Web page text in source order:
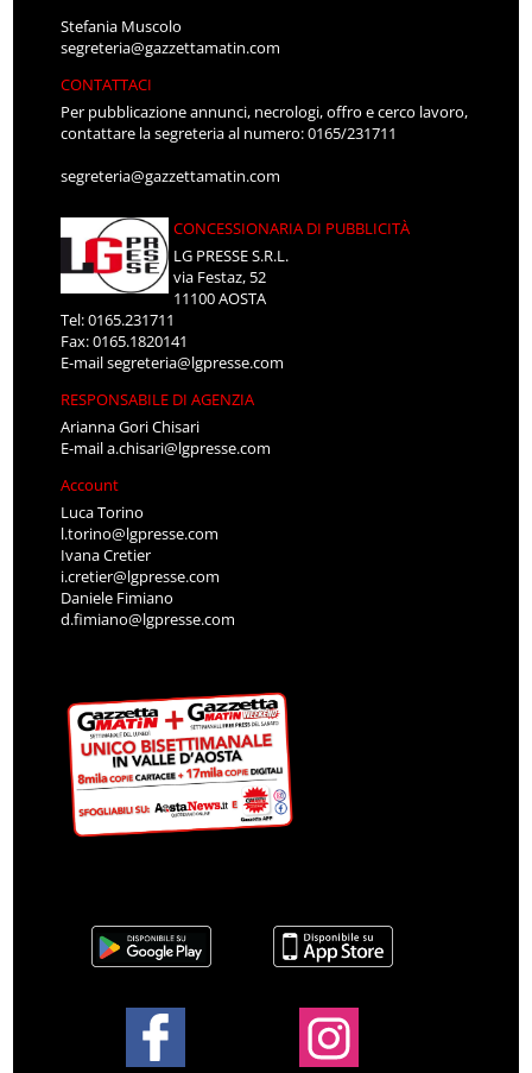
Stefania Muscolo
segreteria@gazzettamatin.com
CONTATTACI
Per pubblicazione annunci, necrologi, offro e cerco lavoro,
contattare la segreteria al numero: 0165/231711
segreteria@gazzettamatin.com
CONCESSIONARIA DI PUBBLICITÀ
LG PRESSE S.R.L.
via Festaz, 52
11100 AOSTA
Tel: 0165.231711
Fax: 0165.1820141
E-mailsegreteria@lgpresse.com
RESPONSABILE DI AGENZIA
Arianna Gori Chisari
E-maila.chisari@lgpresse.com
Account
Luca Torino
l.torino@lgpresse.com
Ivana Cretier
i.cretier@lgpresse.com
Daniele Fimiano
d.fimiano@lgpresse.com